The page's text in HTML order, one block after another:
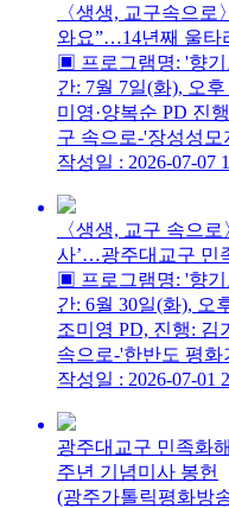
〈생생, 교구속으
와요”…14년째 울타
▣ 프로그램명: '향
간: 7월 7일(화), 오
미영·양복순 PD 진
구 속으로-'장성성모
작성일 : 2026-07-07
〈생생, 교구 속으
사’…광주대교구 민
▣ 프로그램명: '향
간: 6월 30일(화), 오
조미영 PD, 진행:
속으로-'한반도 평화
작성일 : 2026-07-01
광주대교구 민족화
주년 기념미사 봉헌
(광주가톨릭평화방